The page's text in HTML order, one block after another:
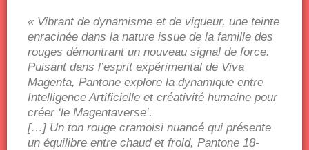
« Vibrant de dynamisme et de vigueur, une teinte
enracinée dans la nature issue de la famille des
rouges démontrant un nouveau signal de force.
Puisant dans l’esprit expérimental de Viva
Magenta, Pantone explore la dynamique entre
Intelligence Artificielle et créativité humaine pour
créer ‘le Magentaverse’.
[…] Un ton rouge cramoisi nuancé qui présente
un équilibre entre chaud et froid, Pantone 18-